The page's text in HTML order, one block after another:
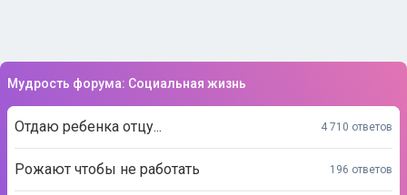
Мудрость форума: Социальная жизнь
Отдаю ребенка отцу... 4 710 ответов
Рожают чтобы не работать 196 ответов